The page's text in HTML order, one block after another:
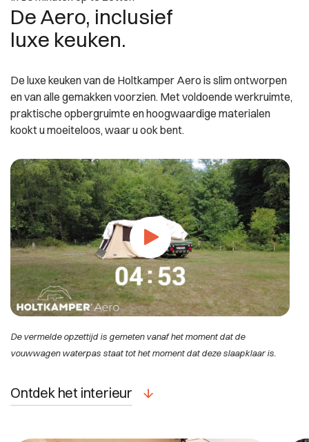
De Aero, inclusief
luxe keuken.
De luxe keuken van de Holtkamper Aero is slim ontworpen
en van alle gemakken voorzien. Met voldoende werkruimte,
praktische opbergruimte en hoogwaardige materialen
kookt u moeiteloos, waar u ook bent.
De vermelde opzettijd is gemeten vanaf het moment dat de
vouwwagen waterpas staat tot het moment dat deze slaapklaar is.
Ontdek het interieur